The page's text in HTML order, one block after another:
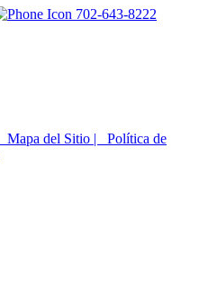
702-643-8222
Mapa del Sitio |
Política de